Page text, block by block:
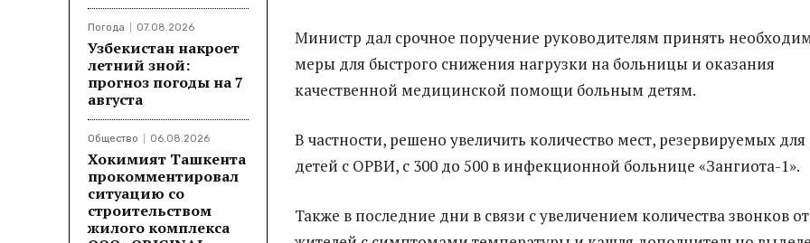
Погода 07.08.2026
Узбекистан накроет
летний зной:
прогноз погоды на 7
августа
Общество 06.08.2026
Хокимият Ташкента
прокомментировал
ситуацию со
строительством
жилого комплекса
Министр дал срочное поручение руководителям принять
меры для быстрого снижения нагрузки на больницы и оказания
качественной медицинской помощи больным детям.
В частности, решено увеличить количество мест, резервируемых для
детей с ОРВИ, с 300 до 500 в инфекционной больнице «Зангиота-1».
Также в последние дни в связи с увеличением количества звонков от